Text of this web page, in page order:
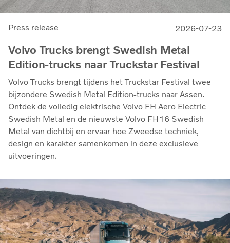
Press release 2026-07-23
Volvo Trucks brengt Swedish Metal
Edition-trucks naar Truckstar Festival
Volvo Trucks brengt tijdens het Truckstar Festival twee
bijzondere Swedish Metal Edition-trucks naar Assen.
Ontdek de volledig elektrische Volvo FH Aero Electric
Swedish Metal en de nieuwste Volvo FH16 Swedish
Metal van dichtbij en ervaar hoe Zweedse techniek,
design en karakter samenkomen in deze exclusieve
uitvoeringen.